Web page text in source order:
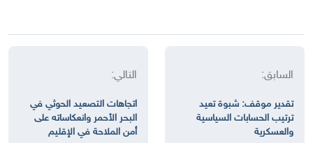
السابق:
تقدير موقف: شبوة تعيد
ترتيب الحسابات السياسية
والعسكرية
التالي:
اتجاهات التصعيد الحوثي في
البحر الأحمر وانعكاساته على
أمن الملاحة في الإقليم